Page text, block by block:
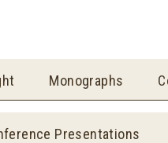
Monographs
Presentations